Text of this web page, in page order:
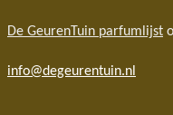
De GeurenTuin parfumlijst
info@degeurentuin.nl